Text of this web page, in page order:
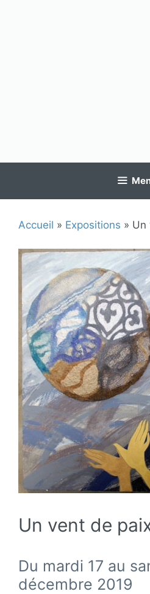
Accueil » Expositions » Un
Un vent de
Du mardi 17 au
décembre 2019